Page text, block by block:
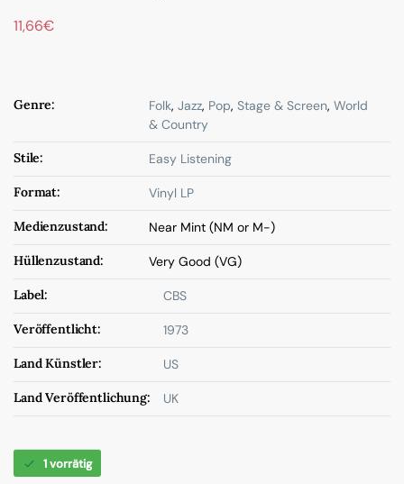
11,66€
Genre: Folk, Jazz, Pop, Stage & Screen, World
& Country
Stile: Easy Listening
Format: Vinyl LP
Medienzustand: Near Mint (NM or M-)
Hüllenzustand: Very Good (VG)
Label: CBS
Veröffentlicht: 1973
Land Künstler: US
Land Veröffentlichung: UK
1 vorrätig